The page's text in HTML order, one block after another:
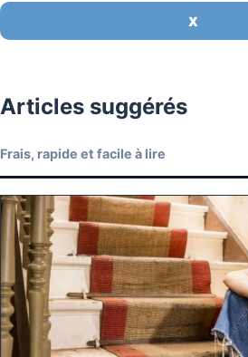
X
Articles suggérés
Frais, rapide et facile à lire